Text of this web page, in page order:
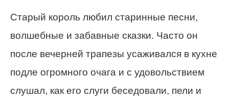
Старый король любил старинные песни,
волшебные и забавные сказки. Часто он
после вечерней трапезы усаживался в кухне
подле огромного очага и с удовольствием
слушал, как его слуги беседовали, пели и